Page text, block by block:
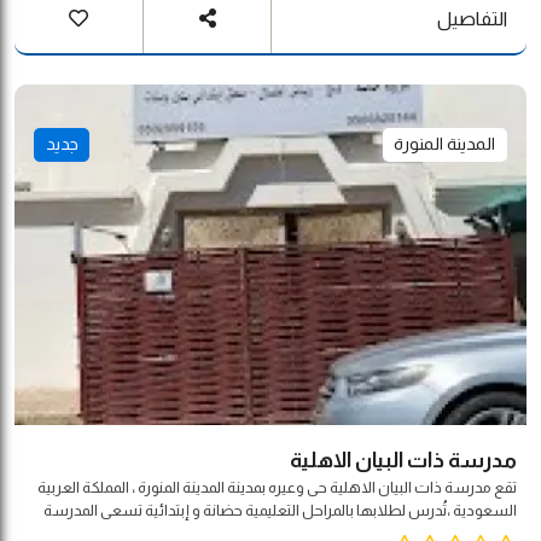
التفاصيل
المدينة المنورة جديد
مدرسة ذات البيان الاهلية
تقع مدرسة ذات البيان الاهلية حى وعيره بمدينة المدينة المنورة ، المملكة العربية
السعودية ،تُدرس لطلابها بالمراحل التعليمية حضانة و إبتدائية تسعى المدرسة
للأخذ بيد الطالب لاكتساب القيم الإسلامية والعالمية المشتركة , والمهارات